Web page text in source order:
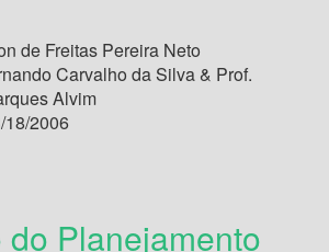
de Freitas Pereira Neto
Carvalho da Silva & Prof.
Alvim
18/2006
Planejamento